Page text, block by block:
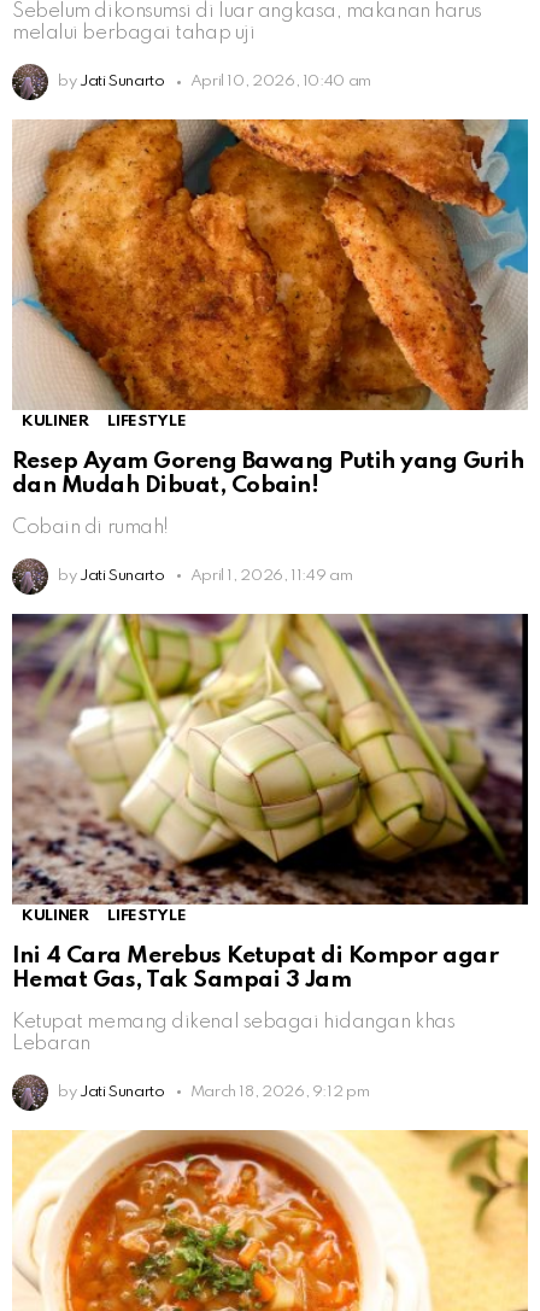
Sebelum dikonsumsi di luar angkasa, makanan harus
melalui berbagai tahap uji
by Jati Sunarto April 10, 2026, 10:40 am
KULINER LIFESTYLE
Resep Ayam Goreng Bawang Putih yang Gurih
dan Mudah Dibuat, Cobain!
Cobain di rumah!
by Jati Sunarto April 1, 2026, 11:49 am
KULINER LIFESTYLE
Ini 4 Cara Merebus Ketupat di Kompor agar
Hemat Gas, Tak Sampai 3 Jam
Ketupat memang dikenal sebagai hidangan khas
Lebaran
by Jati Sunarto March 18, 2026, 9:12 pm